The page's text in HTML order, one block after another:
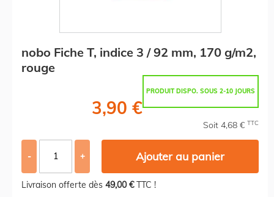
nobo Fiche T, indice 3 / 92 mm, 170 g/m2,
rouge
PRODUIT DISPO. SOUS 2-10 JOURS
3,90 €
Soit 4,68 € TTC
- + Ajouter au panier
Livraison offerte dès 49,00 €TTC !